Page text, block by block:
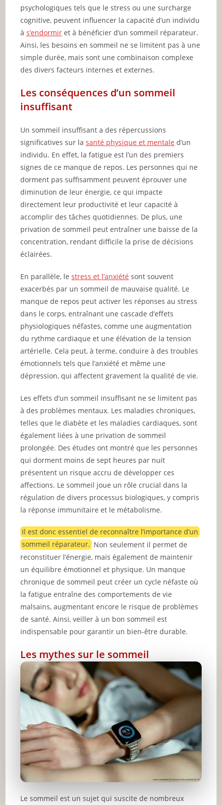
psychologiques tels que le stress ou une surcharge
cognitive, peuvent influencer la capacité d’un individu
às’endormir et à bénéficier d’un sommeil réparateur.
Ainsi, les besoins en sommeil ne se limitent pas à une
simple durée, mais sont une combinaison complexe
des divers facteurs internes et externes.
Les conséquences d’un sommeil
insuffisant
Un sommeil insuffisant a des répercussions
significatives sur lasanté physique et mentale d’un
individu. En effet, la fatigue est l’un des premiers
signes de ce manque de repos. Les personnes qui ne
dorment pas suffisamment peuvent éprouver une
diminution de leur énergie, ce qui impacte
directement leur productivité et leur capacité à
accomplir des tâches quotidiennes. De plus, une
privation de sommeil peut entraîner une baisse de la
concentration, rendant difficile la prise de décisions
éclairées.
En parallèle, lestress et l’anxiété sont souvent
exacerbés par un sommeil de mauvaise qualité. Le
manque de repos peut activer les réponses au stress
dans le corps, entraînant une cascade d’effets
physiologiques néfastes, comme une augmentation
du rythme cardiaque et une élévation de la tension
artérielle. Cela peut, à terme, conduire à des troubles
émotionnels tels que l’anxiété et même une
dépression, qui affectent gravement la qualité de vie.
Les effets d’un sommeil insuffisant ne se limitent pas
à des problèmes mentaux. Les maladies chroniques,
telles que le diabète et les maladies cardiaques, sont
également liées à une privation de sommeil
prolongée. Des études ont montré que les personnes
qui dorment moins de sept heures par nuit
présentent un risque accru de développer ces
affections. Le sommeil joue un rôle crucial dans la
régulation de divers processus biologiques, y compris
la réponse immunitaire et le métabolisme.
Il est donc essentiel de reconnaître l’importance d’un
sommeil réparateur. Non seulement il permet de
reconstituer l’énergie, mais également de maintenir
un équilibre émotionnel et physique. Un manque
chronique de sommeil peut créer un cycle néfaste où
la fatigue entraîne des comportements de vie
malsains, augmentant encore le risque de problèmes
de santé. Ainsi, veiller à un bon sommeil est
indispensable pour garantir un bien-être durable.
Les mythes sur le sommeil
Le sommeil est un sujet qui suscite de nombreux